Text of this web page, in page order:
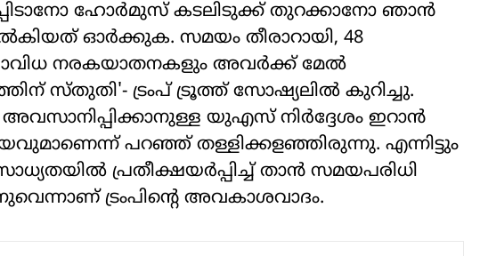
ഹോര്‍മുസ് കടലിടുക്ക് തുറക്കാനോ ഞാന്‍
ഓര്‍ക്കുക. സമയം തീരാറായി, 48
നരകയാതനകളും അവര്‍ക്ക് മേല്‍
സ്തുതി'- ട്രംപ് ട്രൂത്ത് സോഷ്യലില്‍ കുറിച്ചു.
അവസാനിപ്പിക്കാനുള്ള യുഎസ് നിര്‍ദ്ദേശം ഇറാന്‍
പറഞ്ഞ് തള്ളിക്കളഞ്ഞിരുന്നു. എന്നിട്ടും
പ്രതീക്ഷയര്‍പ്പിച്ച് താന്‍ സമയപരിധി
ട്രംപിന്റെ അവകാശവാദം.